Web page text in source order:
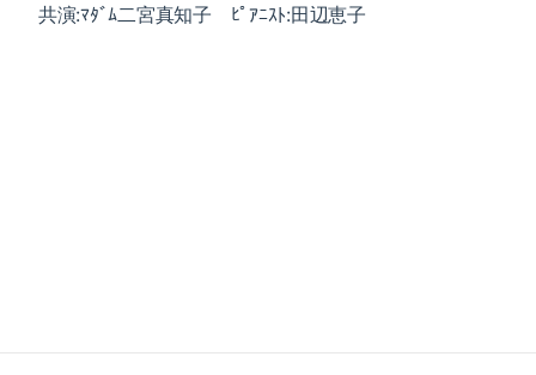
共演:ﾏﾀﾞﾑ二宮真知子 ﾋﾟｱﾆｽﾄ:田辺恵子